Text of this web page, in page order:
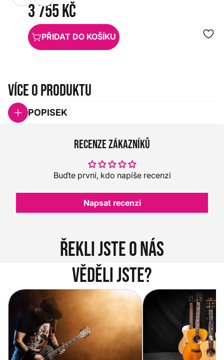
3 755 Kč
PŘIDAT DO KOŠÍKU
Více o produktu
POPISEK
Recenze zákazníků
Buďte první, kdo napíše recenzi
Napsat recenzi
Řekli jste o nás
Věděli jste?
Vítejte na novém e-shopu Music
City
Jak vybrat